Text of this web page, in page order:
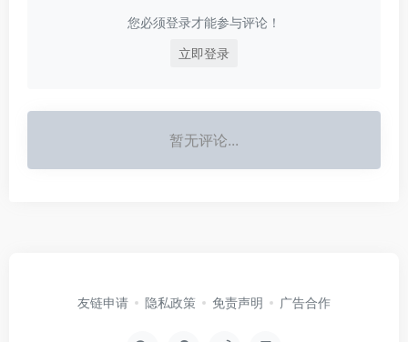
您必须登录才能参与评论！
立即登录
暂无评论...
友链申请 隐私政策 免责声明 广告合作